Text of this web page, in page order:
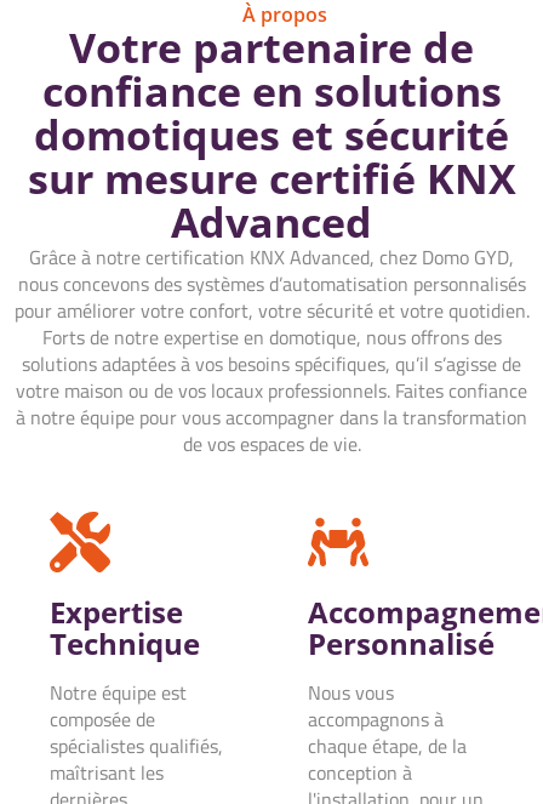
À propos
Votre partenaire de
confiance en solutions
domotiques et sécurité
sur mesure certifié KNX
Advanced
Grâce à notre certification KNX Advanced, chez Domo GYD,
nous concevons des systèmes d’automatisation personnalisés
pour améliorer votre confort, votre sécurité et votre quotidien.
Forts de notre expertise en domotique, nous offrons des
solutions adaptées à vos besoins spécifiques, qu’il s’agisse de
votre maison ou de vos locaux professionnels. Faites confiance
à notre équipe pour vous accompagner dans la transformation
de vos espaces de vie.
Expertise
Technique
Notre équipe est
composée de
spécialistes qualifiés,
maîtrisant les
Personnalisé
Nous vous
accompagnons à
chaque étape, de la
conception à